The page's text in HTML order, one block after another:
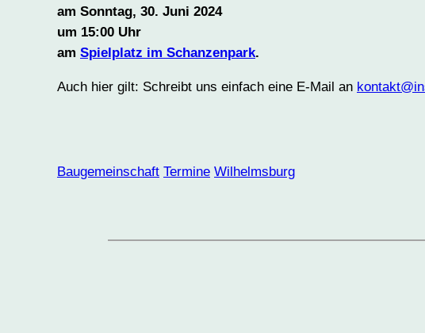
am Sonntag, 30. Juni 2024
um 15:00 Uhr
am Spielplatz im Schanzenpark.
Auch hier gilt: Schreibt uns einfach eine E-Mail an
Baugemeinschaft Termine Wilhelmsburg